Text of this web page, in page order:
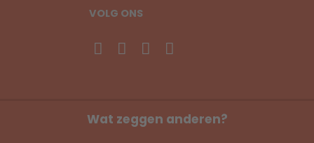
VOLG ONS
Wat zeggen anderen?